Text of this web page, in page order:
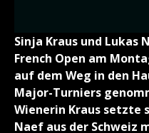
Sinja Kraus und Lukas
French Open am
auf dem Weg in den
Major-Turniers
Wienerin Kraus setzte
Naef aus der Schweiz